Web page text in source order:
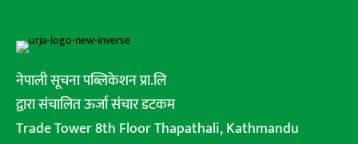
नेपाली सूचना पब्लिकेशन प्रा.लि
द्वारा संचालित ऊर्जा संचार डटकम
Trade Tower 8th Floor Thapathali, Kathmandu